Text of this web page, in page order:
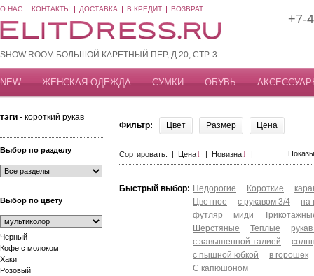
О НАС КОНТАКТЫ ДОСТАВКА В КРЕДИТ ВОЗВРАТ
SHOW ROOM БОЛЬШОЙ КАРЕТНЫЙ ПЕР, Д 20, СТР. 3
+7-
NEW ЖЕНСКАЯ ОДЕЖДА СУМКИ ОБУВЬ
тэги - короткий рукав
Выбор по разделу
Выбор по цвету
Черный
Кофе с молоком
Хаки
Розовый
Фильтр: Цвет Размер Цена
Сортировать: | Цена↓ | Новизна↓ |
Быстрый выбор: Недорогие Короткие
Цветное
с рукавом 3/4
на
футляр
миди
Шерстяные
Теплые
с завышенной талией
с пышной юбкой
в горошек
С капюшоном